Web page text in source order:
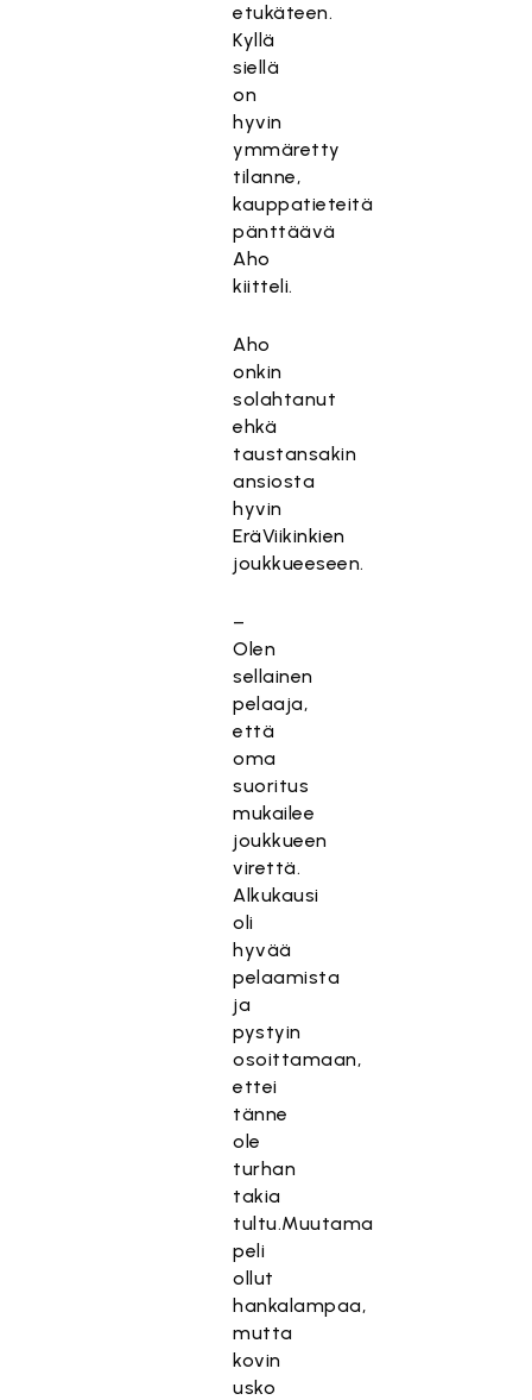
etukäteen.
Kyllä
siellä
on
hyvin
ymmäretty
tilanne,
kauppatieteitä
pänttäävä
Aho
kiitteli.
Aho
onkin
solahtanut
ehkä
taustansakin
ansiosta
hyvin
EräViikinkien
joukkueeseen.
–
Olen
sellainen
pelaaja,
että
oma
suoritus
mukailee
joukkueen
virettä.
Alkukausi
oli
hyvää
pelaamista
ja
pystyin
osoittamaan,
ettei
tänne
ole
turhan
takia
tultu.Muutama
peli
ollut
hankalampaa,
mutta
kovin
usko